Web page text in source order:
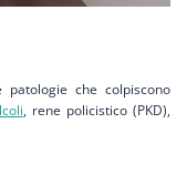
che colpiscono
, rene policistico (PKD),